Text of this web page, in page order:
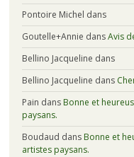
Pontoire Michel dans
Goutelle+Annie dansAvis
Bellino Jacqueline dans
Bellino Jacqueline dans
Pain dans Bonne et
paysans.
Boudaud dans Bonne et
artistes paysans.